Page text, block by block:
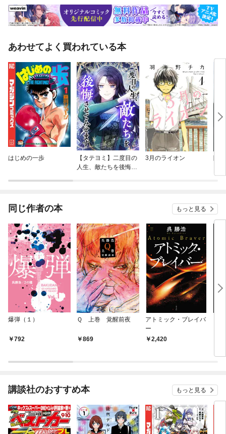
あわせてよく買われている本
はじめの一歩
【タテヨミ】二度目の
人生、敵たちを後悔さ
3月のライオン
同じ作者の本 もっと見る
爆弾（１）
792
Ｑ 上巻 覚醒前夜
869
アトミック・ブレイバ
ー
2,420
講談社のおすすめ本 もっと見る